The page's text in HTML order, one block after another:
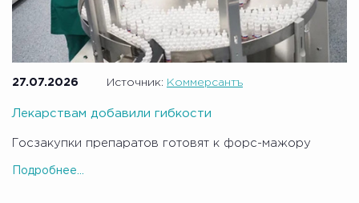
27.07.2026 Источник: Коммерсантъ
Лекарствам добавили гибкости
Госзакупки препаратов готовят к форс-мажору
Подробнее...